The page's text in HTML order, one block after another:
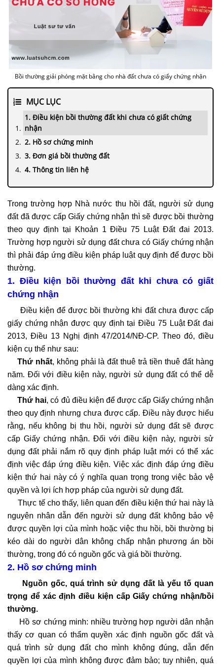
Bồi thường giải phóng mặt bằng cho nhà đất chưa có giấy chứng nhận
MỤC LỤC
1. Điều kiện bồi thường đất khi chưa có giất chứng
nhận
2. Hồ sơ chứng minh
3. Đơn giá bồi thường đất
4. Thông tin liên hệ
Trong trường hợp Nhà nước thu hồi đất, người sử dụng
đất đã được cấp Giấy chứng nhận thì sẽ được bồi thường
theo quy định tại Khoản 1 Điều 75 Luật Đất đai 2013.
Trường hợp người sử dụng đất chưa có Giấy chứng nhận
thì phải đáp ứng điều kiện pháp luật quy định để được bồi
thường.
1. Điều kiện bồi thường đất khi chưa có giất
chứng nhận
Điều kiện để được bồi thường khi đất chưa được cấp
giấy chứng nhận được quy định tại Điều 75 Luật Đất đai
2013, Điều 13 Nghị định 47/2014/NĐ-CP. Theo đó, điều
kiện cụ thể như sau:
Thứ nhất, không phải là đất thuê trả tiền thuê đất hàng
năm. Đối với điều kiện này, người sử dụng đất có thể dễ
dàng xác định.
Thứ hai, có đủ điều kiện để được cấp Giấy chứng nhận
theo quy định nhưng chưa được cấp. Điều này được hiểu
rằng, nếu không bị thu hồi, người sử dụng đất sẽ được
cấp Giấy chứng nhận. Đối với điều kiện này, người sử
dụng đất phải nắm rõ quy định pháp luật mới có thể xác
định việc đáp ứng điều kiện. Việc xác định đáp ứng điều
kiện thứ hai này có ý nghĩa quan trọng trong việc bảo vệ
quyền và lợi ích hợp pháp của người sử dụng đất.
Thực tế cho thấy, liên quan đến điều kiện thứ hai này là
nguyên nhân dẫn đến người sử dụng đất không bảo vệ
được quyền lợi của mình hoặc việc thu hồi, bồi thường bị
kéo dài do người dân không chấp nhận phương án bồi
thường, trong đó có nguồn gốc và giá bồi thường.
2. Hồ sơ chứng minh
Nguồn gốc, quá trình sử dụng đất là yếu tố quan
trọng để xác định điều kiện cấp Giấy chứng nhận/bồi
thường.
Hồ sơ chứng minh: nhiều trường hợp người dân nhận
thấy cơ quan có thẩm quyền xác định nguồn gốc đất và
quá trình sử dụng đất cho mình không đúng, dẫn đến
quyền lợi của mình không được đảm bảo; tuy nhiên, quá